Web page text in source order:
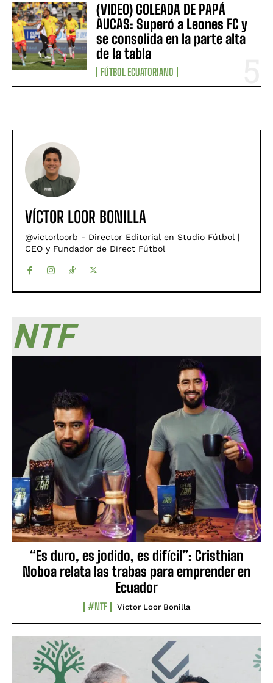
(VIDEO) GOLEADA DE PAPÁ
AUCAS: Superó a Leones FC y
se consolida en la parte alta
de la tabla
FÚTBOL ECUATORIANO
VÍCTOR LOOR BONILLA
@victorloorb - Director Editorial en Studio Fútbol |
CEO y Fundador de Direct Fútbol
NTF
“Es duro, es jodido, es difícil”: Cristhian
Noboa relata las trabas para emprender en
Ecuador
#NTF Víctor Loor Bonilla